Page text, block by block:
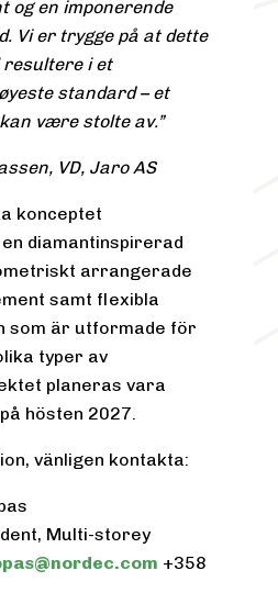
og en imponerende
Vi er trygge på at dette
i et
standard – et
være stolte av.”
VD, Jaro AS
konceptet
diamantinspirerad
arrangerade
samt flexibla
som är utformade för
typer av
planeras vara
hösten 2027.
vänligen kontakta:
Multi-storey
+358